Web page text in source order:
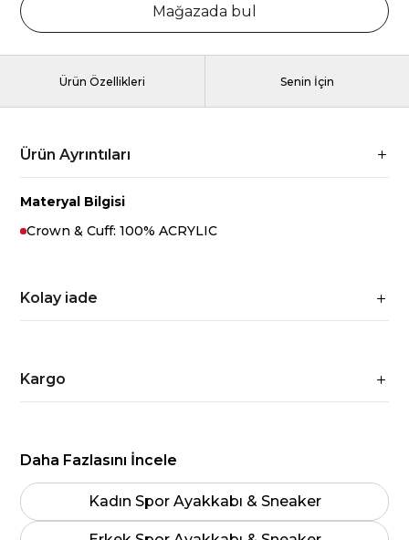
Mağazada bul
Ürün Özellikleri Senin İçin
Ürün Ayrıntıları
Materyal Bilgisi
Crown & Cuff: 100% ACRYLIC
Kolay iade
Kargo
Daha Fazlasını İncele
Kadın Spor Ayakkabı & Sneaker